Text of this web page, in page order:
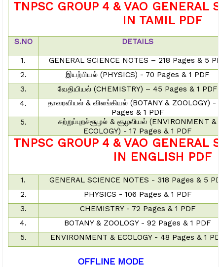
TNPSC GROUP 4 & VAO GENERAL
IN TAMIL PDF
S.NO DETAILS
1.
GENERAL SCIENCE NOTES – 218 Pages & 5
2.
இயற்பியல் (PHYSICS) - 70 Pages & 1 PDF
3.
வேதியியல் (CHEMISTRY) – 45 Pages & 1 PDF
4.
தாவரவியல்& விலங்கியல்(BOTANY & ZOOLOGY) -
Pages & 1 PDF
5.
சுற்றுப்புறச்சூழல் & சூழலியல் (ENVIRONMENT &
ECOLOGY) - 17 Pages & 1 PDF
TNPSC GROUP 4 & VAO GENERAL
IN ENGLISH PDF
1.
GENERAL SCIENCE NOTES - 318 Pages & 5
2.
PHYSICS - 106 Pages & 1 PDF
3.
CHEMISTRY - 72 Pages & 1 PDF
4.
BOTANY & ZOOLOGY - 92 Pages & 1 PDF
5.
ENVIRONMENT & ECOLOGY - 48 Pages & 1
OFFLINE MODE